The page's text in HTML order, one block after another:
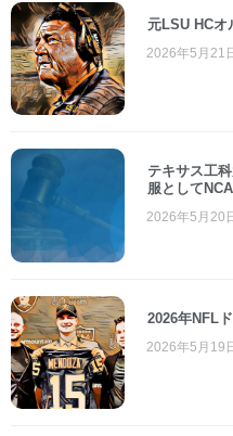
元LSU HCオ
2026年5月21
テキサス工
服として
2026年5月20
2026年NFL
2026年5月19